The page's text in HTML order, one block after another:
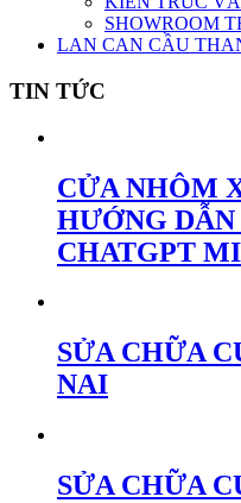
SHOWROOM
LAN CAN CẦU
TIN TỨC
CỬA NHÔM
HƯỚNG
CHATGPT
SỬA CHỮA
NAI
SỬA CHỮA